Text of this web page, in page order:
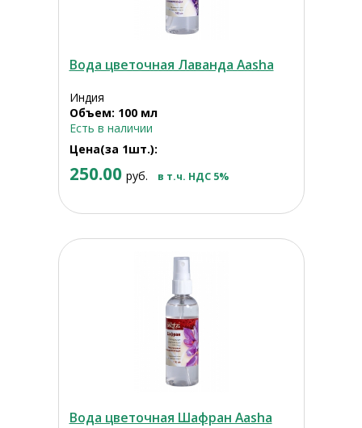
Вода цветочная Лаванда Aasha
Индия
Объем: 100 мл
Есть в наличии
Цена(за 1шт.):
250.00 руб. в т.ч. НДС 5%
Вода цветочная Шафран Aasha